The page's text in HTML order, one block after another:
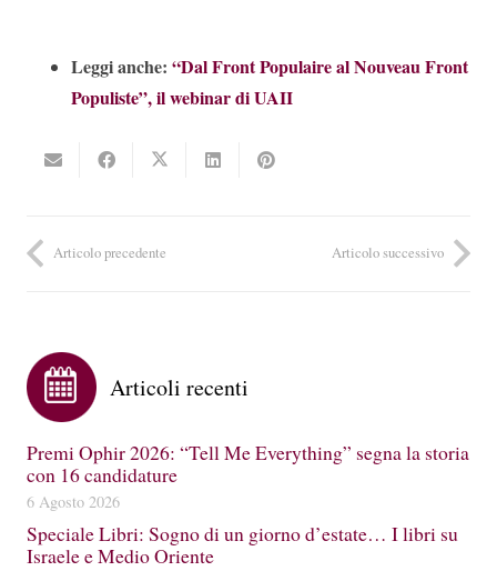
Leggi anche: “Dal Front Populaire al Nouveau Front
Populiste”, il webinar di UAII
Articolo precedente Articolo successivo
Articoli recenti
Premi Ophir 2026: “Tell Me Everything” segna la storia
con 16 candidature
6 Agosto 2026
Speciale Libri: Sogno di un giorno d’estate… I libri su
Israele e Medio Oriente